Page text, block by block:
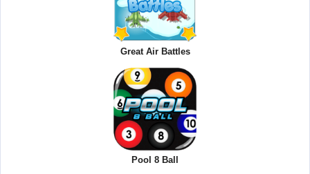
Great Air Battles
Pool 8 Ball